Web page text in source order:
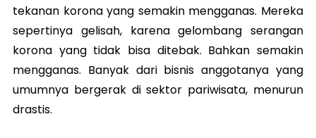
tekanan korona yang semakin mengganas. Mereka
sepertinya gelisah, karena gelombang serangan
korona yang tidak bisa ditebak. Bahkan semakin
mengganas. Banyak dari bisnis anggotanya yang
umumnya bergerak di sektor pariwisata, menurun
drastis.